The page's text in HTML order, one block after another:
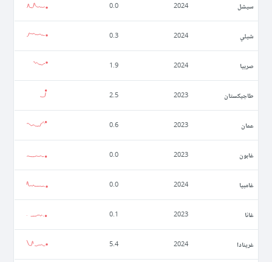
سيشل 2024
0.0
شيلي 2024
0.3
صربيا 2024
1.9
طاجيكستان 2023
2.5
عمان 2023
0.6
غابون 2023
0.0
غامبيا 2024
0.0
غانا 2023
0.1
غرينادا 2024
5.4